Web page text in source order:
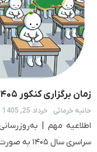
زمان برگزاری کنکور ۱۴۰۵ + ساعت آزمون و آخرین تغییرات
حانیه خرمائی خرداد 25, 1405
سراسری سال ۱۴۰۵ به صورت قطعی